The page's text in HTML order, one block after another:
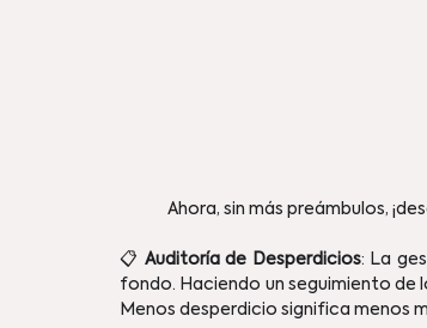
Ahora, sin más preámbulos,
📋 Auditoría de Desperdicios: La
fondo. Haciendo un seguimiento de
Menos desperdicio significa menos